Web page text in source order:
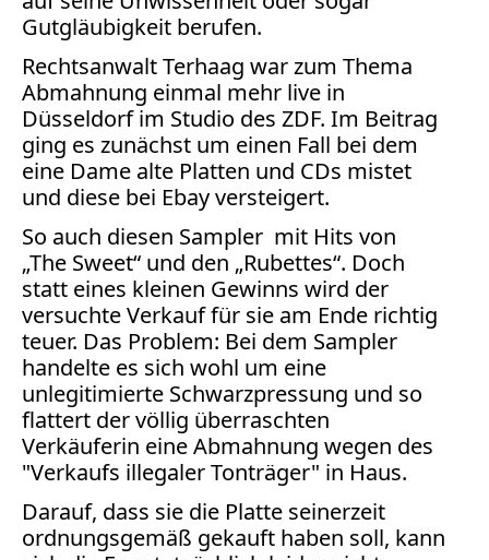
Gutgläubigkeit berufen.
Rechtsanwalt Terhaag war zum Thema
Abmahnung einmal mehr live in
Düsseldorf im Studio des ZDF. Im Beitrag
ging es zunächst um einen Fall bei dem
eine Dame alte Platten und CDs mistet
und diese bei Ebay versteigert.
So auch diesen Sampler mit Hits von
„The Sweet“ und den „Rubettes“. Doch
statt eines kleinen Gewinns wird der
versuchte Verkauf für sie am Ende richtig
teuer. Das Problem: Bei dem Sampler
handelte es sich wohl um eine
unlegitimierte Schwarzpressung und so
flattert der völlig überraschten
Verkäuferin eine Abmahnung wegen des
"Verkaufs illegaler Tonträger" in Haus.
Darauf, dass sie die Platte seinerzeit
ordnungsgemäß gekauft haben soll, kann
AGB
Abmahnung
Aktuelle
Stunde
BGH
Beleidigung
Datenschutz
Ebay
Facebook
Fotorecht
Google
Haftung
Influencer
Instagram
Internetrecht
Markenrecht
Meinungsfreiheit
Persönlichkeitsrecht
Print